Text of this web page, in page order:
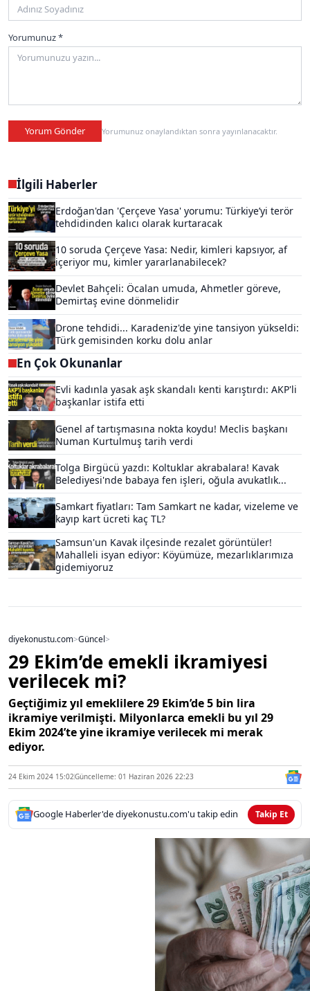
Yorumunuz *
Yorum Gönder Yorumunuz onaylandıktan sonra yayınlanacaktır.
İlgili Haberler
Erdoğan'dan 'Çerçeve Yasa' yorumu: Türkiye’yi terör
tehdidinden kalıcı olarak kurtaracak
10 soruda Çerçeve Yasa: Nedir, kimleri kapsıyor, af
içeriyor mu, kimler yararlanabilecek?
Devlet Bahçeli: Öcalan umuda, Ahmetler göreve,
Demirtaş evine dönmelidir
Drone tehdidi... Karadeniz'de yine tansiyon yükseldi:
Türk gemisinden korku dolu anlar
En Çok Okunanlar
Evli kadınla yasak aşk skandalı kenti karıştırdı: AKP'li
başkanlar istifa etti
Genel af tartışmasına nokta koydu! Meclis başkanı
Numan Kurtulmuş tarih verdi
Tolga Birgücü yazdı: Koltuklar akrabalara! Kavak
Belediyesi'nde babaya fen işleri, oğula avukatlık...
Samkart fiyatları: Tam Samkart ne kadar, vizeleme ve
kayıp kart ücreti kaç TL?
Samsun'un Kavak ilçesinde rezalet görüntüler!
Mahalleli isyan ediyor: Köyümüze, mezarlıklarımıza
gidemiyoruz
diyekonustu.com>Güncel>
29 Ekim’de emekli ikramiyesi
verilecek mi?
Geçtiğimiz yıl emeklilere 29 Ekim’de 5 bin lira
ikramiye verilmişti. Milyonlarca emekli bu yıl 29
Ekim 2024’te yine ikramiye verilecek mi merak
ediyor.
24 Ekim 2024 15:02Güncelleme: 01 Haziran 2026 22:23
Google Haberler'de diyekonustu.com'u takip edin Takip Et